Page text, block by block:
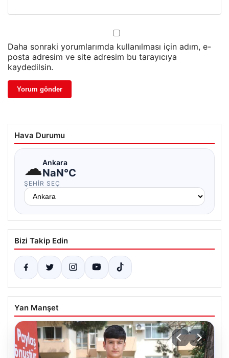
Daha sonraki yorumlarımda kullanılması için adım, e-
posta adresim ve site adresim bu tarayıcıya
kaydedilsin.
Hava Durumu
☁Ankara
NaN°C
ŞEHIR SEÇ
Bizi Takip Edin
Yan Manşet